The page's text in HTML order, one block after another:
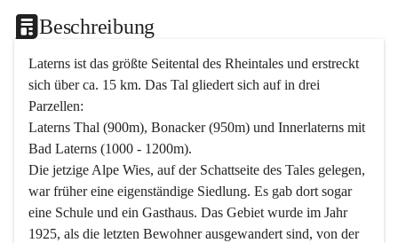
Beschreibung
Laterns ist das größte Seitental des Rheintales und erstreckt
sich über ca. 15 km. Das Tal gliedert sich auf in drei
Parzellen:
Laterns Thal (900m), Bonacker (950m) und Innerlaterns mit
Bad Laterns (1000 - 1200m).
Die jetzige Alpe Wies, auf der Schattseite des Tales gelegen,
war früher eine eigenständige Siedlung. Es gab dort sogar
eine Schule und ein Gasthaus. Das Gebiet wurde im Jahr
1925, als die letzten Bewohner ausgewandert sind, von der